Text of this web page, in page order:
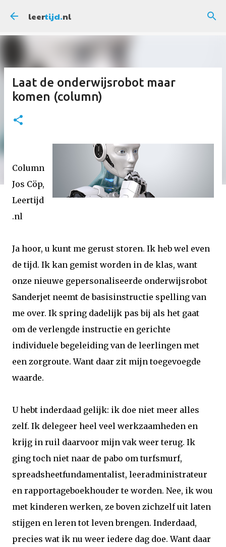
Doorgaan naar hoofdcontent
leertijd.nl
Laat de onderwijsrobot maar
komen (column)
Column
Jos Cöp,
Leertijd
.nl
Ja hoor, u kunt me gerust storen. Ik heb wel even
de tijd. Ik kan gemist worden in de klas, want
onze nieuwe gepersonaliseerde onderwijsrobot
Sanderjet neemt de basisinstructie spelling van
me over. Ik spring dadelijk pas bij als het gaat
om de verlengde instructie en gerichte
individuele begeleiding van de leerlingen met
een zorgroute. Want daar zit mijn toegevoegde
waarde.
U hebt inderdaad gelijk: ik doe niet meer alles
zelf. Ik delegeer heel veel werkzaamheden en
krijg in ruil daarvoor mijn vak weer terug. Ik
ging toch niet naar de pabo om turfsmurf,
spreadsheetfundamentalist, leeradministrateur
en rapportageboekhouder te worden. Nee, ik wou
met kinderen werken, ze boven zichzelf uit laten
stijgen en leren tot leven brengen. Inderdaad,
precies wat ik nu weer iedere dag doe. Want daar